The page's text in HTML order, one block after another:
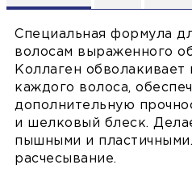
Специальная формула
волосам выраженного
Коллаген обволакивает
каждого волоса,
дополнительную
и шелковый блеск.
пышными и
расчесывание.